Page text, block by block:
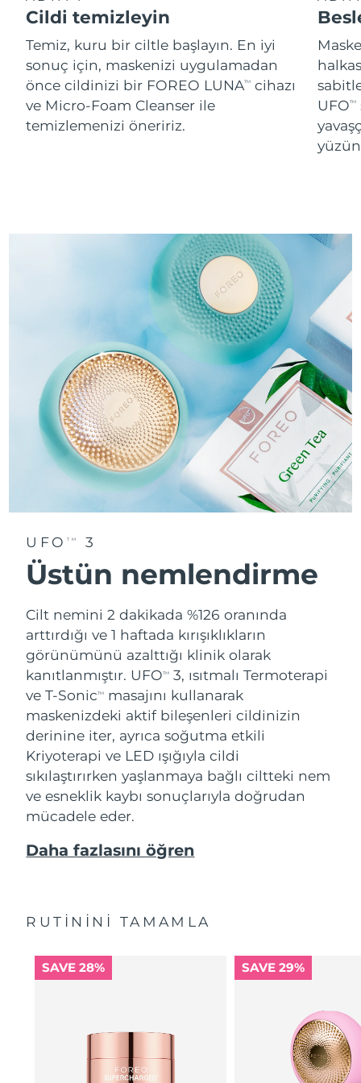
Cildi temizleyin
Temiz, kuru bir ciltle başlayın. En iyi
sonuç için, maskenizi uygulamadan
önce cildinizi bir FOREO LUNATM
cihazı
ve Micro-Foam Cleanser ile
temizlemenizi öneririz.
UFOTM
UFO TM 3
Üstün nemlendirme
Cilt nemini 2 dakikada %126 oranında
arttırdığı ve 1 haftada kırışıklıkların
görünümünü azalttığı klinik olarak
kanıtlanmıştır. UFOTM
3, ısıtmalı Termoterapi
ve T-SonicTM
masajını kullanarak
maskenizdeki aktif bileşenleri cildinizin
derinine iter, ayrıca soğutma etkili
Kriyoterapi ve LED ışığıyla cildi
sıkılaştırırken yaşlanmaya bağlı ciltteki nem
ve esneklik kaybı sonuçlarıyla doğrudan
mücadele eder.
Daha fazlasını öğren
RUTİNİNİ TAMAMLA
SAVE 28% SAVE 29%